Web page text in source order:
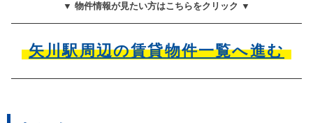
▼ 物件情報が見たい方はこちらをクリック ▼
矢川駅周辺の賃貸物件一覧へ進む